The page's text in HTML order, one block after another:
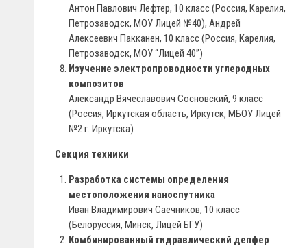
Антон Павлович Лефтер, 10 класс (Россия, Карелия,
Петрозаводск, МОУ Лицей №40), Андрей
Алексеевич Пакканен, 10 класс (Россия, Карелия,
Петрозаводск, МОУ “Лицей 40”)
Изучение электропроводности углеродных
композитов
Александр Вячеславович Сосновский, 9 класс
(Россия, Иркутская область, Иркутск, МБОУ Лицей
№2 г. Иркутска)
Секция техники
Разработка системы определения
местоположения наноспутника
Иван Владимирович Саечников, 10 класс
(Белоруссия, Минск, Лицей БГУ)
Комбинированный гидравлический депфер